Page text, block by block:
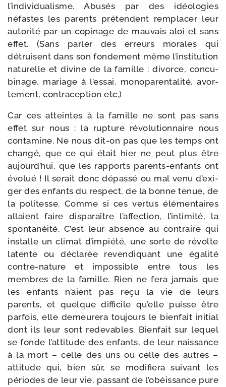
l’in­di­vi­dua­lisme. Abusés par des idéo­lo­gies
néfastes les parents pré­tendent rem­pla­cer leur
auto­ri­té par un copi­nage de mau­vais aloi et sans
effet. (Sans par­ler des erreurs morales qui
détruisent dans son fon­de­ment même l’ins­ti­tu­tion
natu­relle et divine de la famille : divorce, concu­
bi­nage, mariage à l’es­sai, mono­pa­ren­ta­li­té, avor­
te­ment, contra­cep­tion etc.)
Car ces atteintes à la famille ne sont pas sans
effet sur nous : la rup­ture révo­lu­tion­naire nous
conta­mine. Ne nous dit-​on pas que les temps ont
chan­gé, que ce qui était hier ne peut plus être
aujourd’­hui, que les rap­ports parents-​enfants ont
évo­lué ! Il serait donc dépas­sé ou mal venu d’exi­
ger des enfants du res­pect, de la bonne tenue, de
la poli­tesse. Comme si ces ver­tus élé­men­taires
allaient faire dis­pa­raître l’af­fec­tion, l’in­ti­mi­té, la
spon­ta­néi­té. C’est leur absence au contraire qui
ins­talle un cli­mat d’im­pié­té, une sorte de révolte
latente ou décla­rée reven­di­quant une éga­li­té
contre-​nature et impos­sible entre tous les
membres de la famille. Rien ne fera jamais que
les enfants n’aient pas reçu la vie de leurs
parents, et quelque dif­fi­cile qu’elle puisse être
par­fois, elle demeu­re­ra tou­jours le bien­fait ini­tial
dont ils leur sont rede­vables. Bienfait sur lequel
se fonde l’at­ti­tude des enfants, de leur nais­sance
à la mort – celle des uns ou celle des autres –
atti­tude qui, bien sûr, se modi­fie­ra sui­vant les
périodes de leur vie, pas­sant de l’o­béis­sance pure